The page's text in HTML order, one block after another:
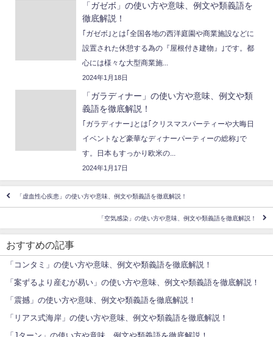
「ガゼボ」の使い方や意味、例文や類義語を
徹底解説！
｢ガゼボ｣とは｢全国各地の西洋庭園や商業施設などに
設置された休憩する為の『屋根付き建物』｣です。都
心には様々な大型商業施...
2024年1月18日
「ガラディナー」の使い方や意味、例文や類
義語を徹底解説！
｢ガラディナー｣とは｢クリスマスパーティーや大晦日
イベントなど豪華なディナーパーティーの総称｣で
す。日本もすっかり欧米の...
2024年1月17日
「虚血性心疾患」の使い方や意味、例文や類義語を徹底解説！
「空気感染」の使い方や意味、例文や類義語を徹底解説！
おすすめの記事
「コンタミ」の使い方や意味、例文や類義語を徹底解説！
「案ずるより産むが易い」の使い方や意味、例文や類義語を徹底解説！
「震撼」の使い方や意味、例文や類義語を徹底解説！
「リアス式海岸」の使い方や意味、例文や類義語を徹底解説！